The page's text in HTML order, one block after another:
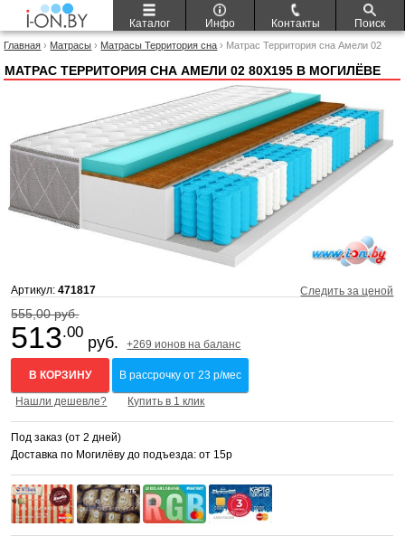
Каталог Инфо Контакты Поиск
Главная › Матрасы › Матрасы Территория сна › Матрас Территория сна Амели 02
МАТРАС ТЕРРИТОРИЯ СНА АМЕЛИ 02 80X195 В МОГИЛЁВЕ
Артикул:471817 Следить за ценой
555,00 руб.
513.00
руб. +269 ионов на баланс
В КОРЗИНУ В рассрочку от 23 р/мес
Нашли дешевле? Купить в 1 клик
Под заказ (от 2 дней)
Доставка по Могилёву до подъезда: от 15р